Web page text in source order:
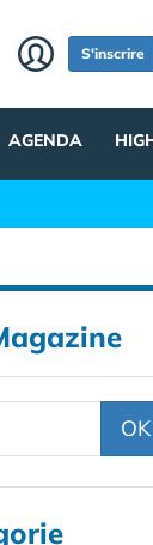
S'inscrire
AGENDA
OK